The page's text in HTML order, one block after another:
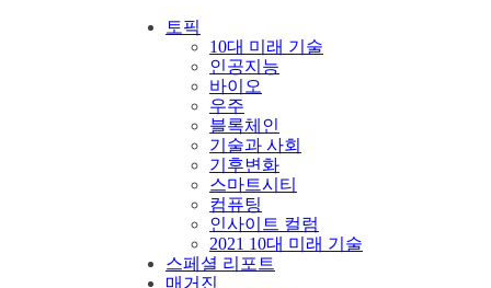
토픽
10대 미래 기술
인공지능
바이오
우주
블록체인
기술과 사회
기후변화
스마트시티
컴퓨팅
인사이트 컬럼
2021 10대 미래 기술
스페셜 리포트
매거진